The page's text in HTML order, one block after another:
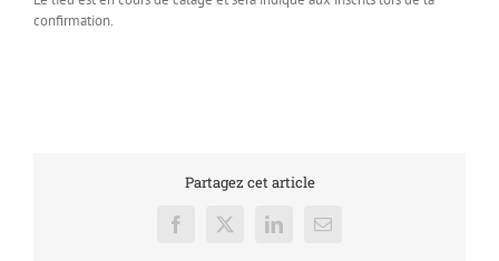
confirmation.
Partagez cet article
Facebook
X LinkedInEmail